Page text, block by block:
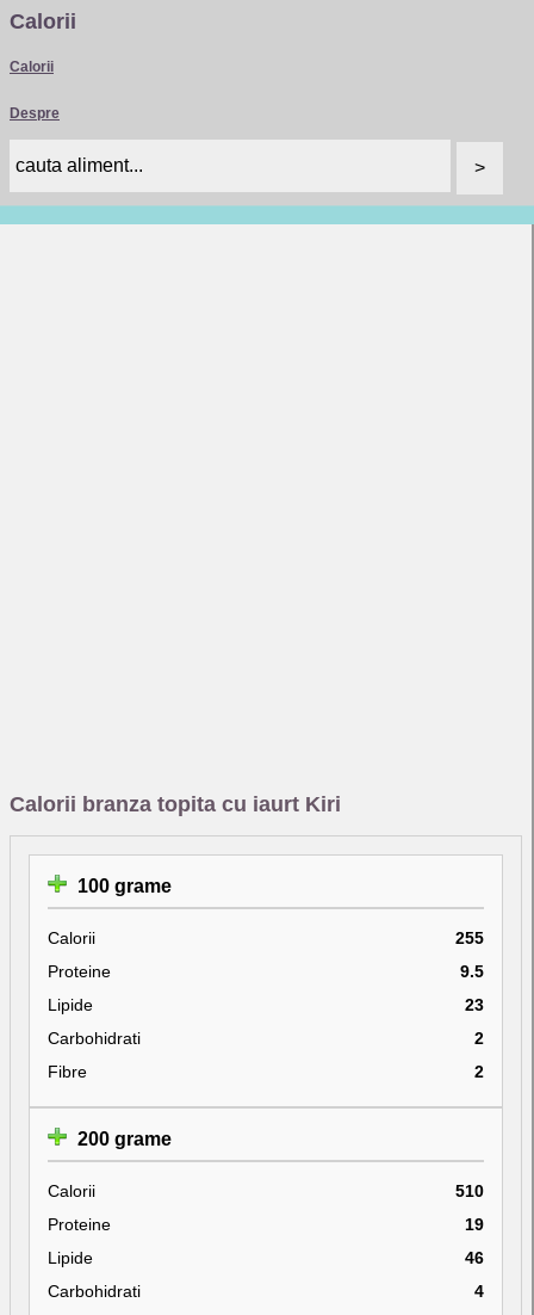
Calorii
Calorii
Despre
Calorii branza topita cu iaurt Kiri
100 grame
Calorii
255
Proteine
9.5
Lipide
23
Carbohidrati
2
Fibre
2
200 grame
Calorii
510
Proteine
19
Lipide
46
Carbohidrati
4